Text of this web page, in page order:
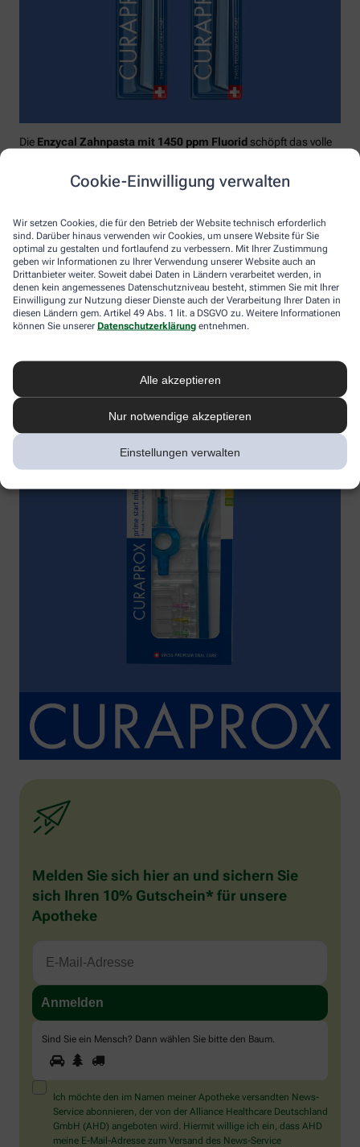
Cookie-Einwilligung verwalten
Wir setzen Cookies, die für den Betrieb der Website technisch erforderlich
sind. Darüber hinaus verwenden wir Cookies, um unsere Website für Sie
optimal zu gestalten und fortlaufend zu verbessern. Mit Ihrer Zustimmung
geben wir Informationen zu Ihrer Verwendung unserer Website auch an
Drittanbieter weiter. Soweit dabei Daten in Ländern verarbeitet werden, in
denen kein angemessenes Datenschutzniveau besteht, stimmen Sie mit Ihrer
Einwilligung zur Nutzung dieser Dienste auch der Verarbeitung Ihrer Daten in
diesen Ländern gem. Artikel 49 Abs. 1 lit. a DSGVO zu. Weitere Informationen
können Sie unserer Datenschutzerklärung entnehmen.
Alle akzeptieren
Nur notwendige akzeptieren
Einstellungen verwalten
Die Enzycal Zahnpasta mit 1450 ppm Fluorid schöpft das volle
Enzymen deine körpereigenen Abwehrkräfte.
Interdentalbürsten „prime“
reinigen den gesamten kritischen
Zahnzwischenraum effektiv und verletzungsfrei: vom
Zahnfleischrand über die konkaven Nischen bis direkt unter die
Kontaktstelle. Selbst kleinste Interdentalräume werden ohne
Verletzungsgefahr behandelt – dank Cural®, dem hauchdünnen
und extrastarken Chirurgendraht, mit dem eine einzige
Reinigungsbewegung ausreicht: einmal rein und raus. Fertig.
Das House of Mouth bündelt dieses Wissen – und macht
Melden Sie sich hier an und sichern Sie
sich Ihren 10% Gutschein* für unsere
Apotheke
Sind Sie ein Mensch? Dann wählen Sie bitte den Baum
Sie
ein
Mensch?
Dann
wählen
Sie
1 2
Ich möchte den im Namen meiner Apotheke versandten News-
Service abonnieren, der von der Alliance Healthcare Deutschland
GmbH (AHD) angeboten wird. Hiermit willige ich ein, dass AHD
meine E-Mail-Adresse zum Versand des News-Service